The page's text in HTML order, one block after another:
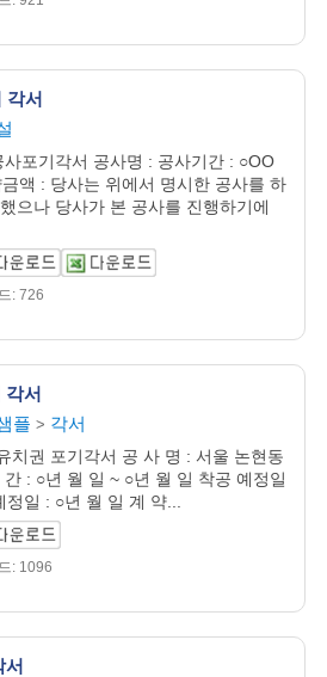
각서
포기각서 공사명 : 공사기간 : ○OO
액 : 당사는 위에서 명시한 공사를 하
으나 당사가 본 공사를 진행하기에
: 726
각서
플 > 각서
치권 포기각서 공 사 명 : 서울 논현동
: ○년 월 일 ~ ○년 월 일 착공 예정일
일 : ○년 월 일 계 약...
: 1096
서